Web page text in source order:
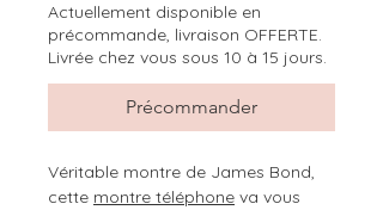
Actuellement disponible en
précommande, livraison OFFERTE.
Livrée chez vous sous 10 à 15 jours.
Précommander
Véritable montre de James Bond,
cette montre téléphone va vous